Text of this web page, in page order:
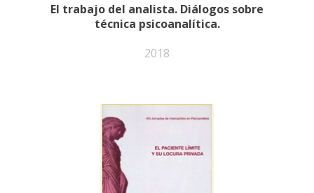
El trabajo del analista. Diálogos sobre
técnica psicoanalítica.
2018